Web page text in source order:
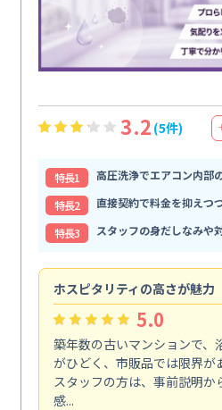
3.2 (5件)
特⻑1
高圧洗浄でエアコン内部
特⻑2
直接契約で料金を抑えつ
特⻑3
スタッフの身だしなみや
ホスピタリティの高さが魅力
5.0
築年数の古いマンションで、
がひどく、市販品では限界が
スタッフの方は、事前説明か
感...